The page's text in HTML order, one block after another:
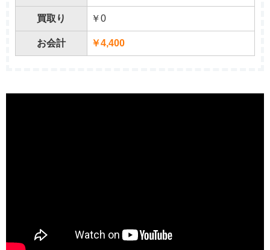
買取り ￥0
お会計 ￥4,400